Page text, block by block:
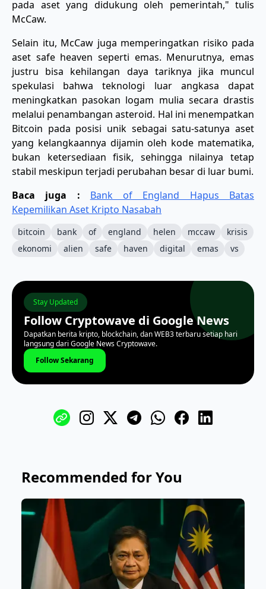
pada aset yang didukung oleh pemerintah," tulis
McCaw.
​Selain itu, McCaw juga memperingatkan risiko pada
aset safe heaven seperti emas. Menurutnya, emas
justru bisa kehilangan daya tariknya jika muncul
spekulasi bahwa teknologi luar angkasa dapat
meningkatkan pasokan logam mulia secara drastis
melalui penambangan asteroid. Hal ini menempatkan
Bitcoin pada posisi unik sebagai satu-satunya aset
yang kelangkaannya dijamin oleh kode matematika,
bukan ketersediaan fisik, sehingga nilainya tetap
stabil meskipun terjadi perubahan besar di luar bumi.
Baca juga : Bank of England Hapus Batas
Kepemilikan Aset Kripto Nasabah
bitcoin bank of england helen mccaw
krisis
ekonomi
alien safe haven digital emas vs
Stay Updated
Follow Cryptowave di Google News
Dapatkan berita kripto, blockchain, dan WEB3 terbaru setiap hari
langsung dari Google News Cryptowave.
Follow Sekarang
Recommended for You